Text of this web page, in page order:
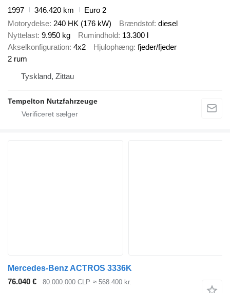
1997
346.420 km
Euro 2
Motorydelse 240 HK (176 kW) Brændstof diesel
Nyttelast 9.950 kg Rumindhold 13.300 l
Akselkonfiguration 4x2 Hjulophæng fjeder/fjeder
2 rum
Tyskland, Zittau
Tempelton Nutzfahrzeuge
Mercedes-Benz ACTROS 3336K
76.040 €
80.000.000 CLP ≈ 568.400 kr.